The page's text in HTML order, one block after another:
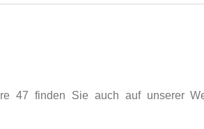
47 finden Sie auch auf unserer